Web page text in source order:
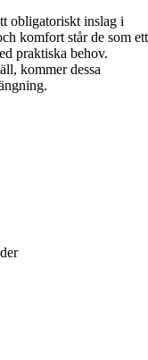
obligatoriskt inslag i
komfort står de som ett
praktiska behov.
kommer dessa